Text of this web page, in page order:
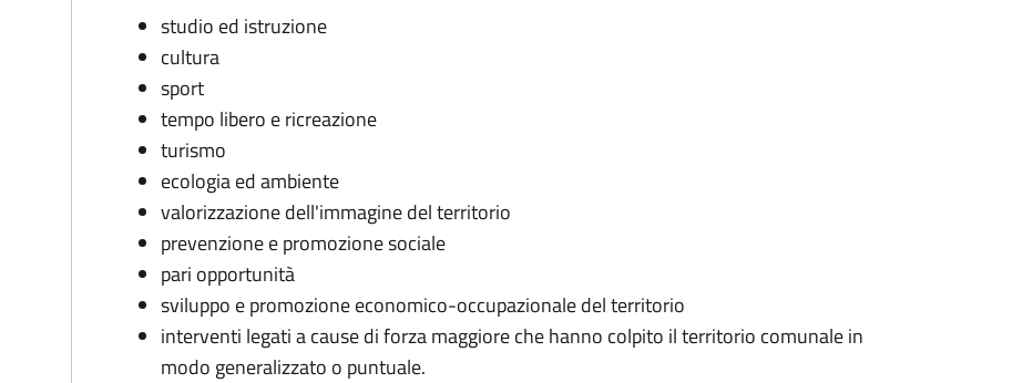
studio ed istruzione
cultura
sport
tempo libero e ricreazione
turismo
ecologia ed ambiente
valorizzazione dell'immagine del territorio
prevenzione e promozione sociale
pari opportunità
sviluppo e promozione economico-occupazionale del territorio
interventi legati a cause di forza maggiore che hanno colpito il territorio comunale in
modo generalizzato o puntuale.